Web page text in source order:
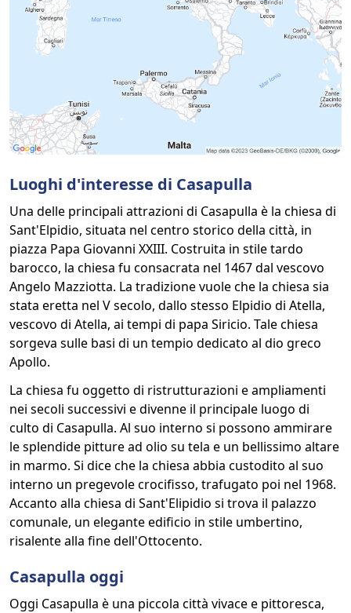
Luoghi d'interesse di Casapulla
Una delle principali attrazioni di Casapulla è la chiesa di
Sant'Elpidio, situata nel centro storico della città, in
piazza Papa Giovanni XXIII. Costruita in stile tardo
barocco, la chiesa fu consacrata nel 1467 dal vescovo
Angelo Mazziotta. La tradizione vuole che la chiesa sia
stata eretta nel V secolo, dallo stesso Elpidio di Atella,
vescovo di Atella, ai tempi di papa Siricio. Tale chiesa
sorgeva sulle basi di un tempio dedicato al dio greco
Apollo.
La chiesa fu oggetto di ristrutturazioni e ampliamenti
nei secoli successivi e divenne il principale luogo di
culto di Casapulla. Al suo interno si possono ammirare
le splendide pitture ad olio su tela e un bellissimo altare
in marmo. Si dice che la chiesa abbia custodito al suo
interno un pregevole crocifisso, trafugato poi nel 1968.
Accanto alla chiesa di Sant'Elipidio si trova il palazzo
comunale, un elegante edificio in stile umbertino,
risalente alla fine dell'Ottocento.
Casapulla oggi
Oggi Casapulla è una piccola città vivace e pittoresca,